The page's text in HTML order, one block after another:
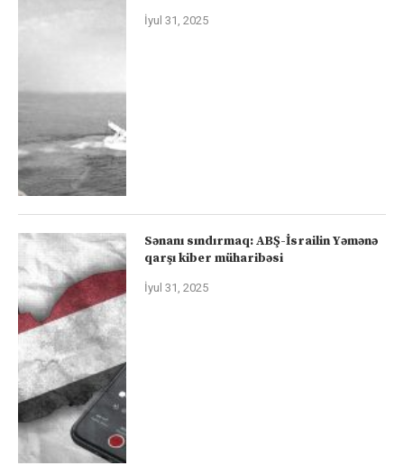
İyul 31, 2025
Sənanı sındırmaq: ABŞ-İsrailin Yəmənə
qarşı kiber müharibəsi
İyul 31, 2025